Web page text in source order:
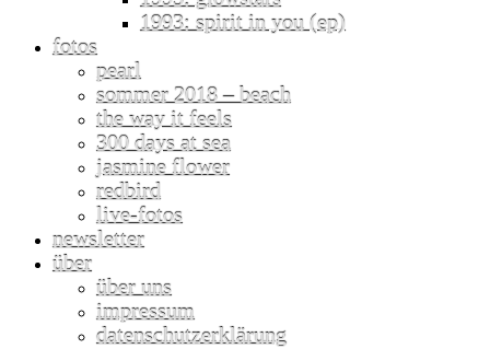
1993: spirit in you (ep)
fotos
pearl
sommer 2018 – beach
the way it feels
300 days at sea
jasmine flower
redbird
live-fotos
newsletter
über
über uns
impressum
datenschutzerklärung